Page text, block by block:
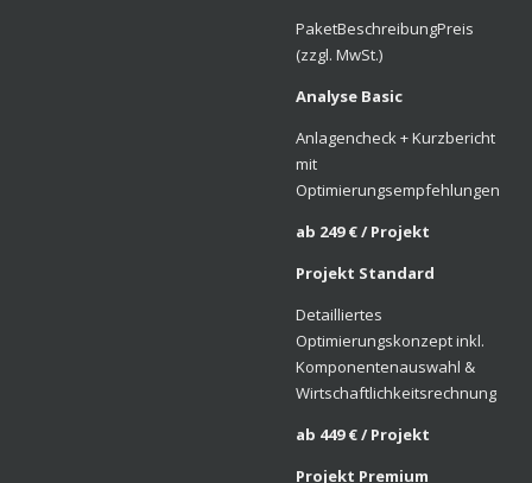
PaketBeschreibungPreis
(zzgl. MwSt.)
Analyse Basic
Anlagencheck + Kurzbericht
mit
Optimierungsempfehlungen
ab 249 € / Projekt
Projekt Standard
Detailliertes
Optimierungskonzept inkl.
Komponentenauswahl &
Wirtschaftlichkeitsrechnung
ab 449 € / Projekt
Projekt Premium